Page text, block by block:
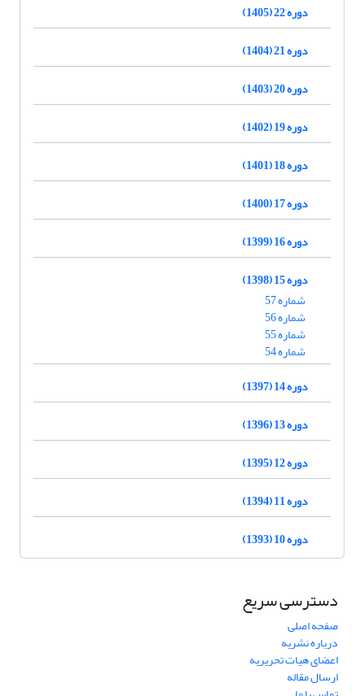
دوره 22 (1405)
دوره 21 (1404)
دوره 20 (1403)
دوره 19 (1402)
دوره 18 (1401)
دوره 17 (1400)
دوره 16 (1399)
دوره 15 (1398)
شماره 57
شماره 56
شماره 55
شماره 54
دوره 14 (1397)
دوره 13 (1396)
دوره 12 (1395)
دوره 11 (1394)
دوره 10 (1393)
دسترسی سریع
صفحه اصلی
درباره نشریه
اعضای هیات تحریریه
ارسال مقاله